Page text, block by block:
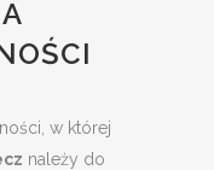
w której
należy do